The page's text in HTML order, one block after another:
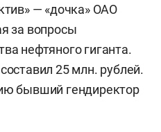
— «дочка» ОАО
за вопросы
нефтяного гиганта.
25 млн. рублей.
бывший гендиректор